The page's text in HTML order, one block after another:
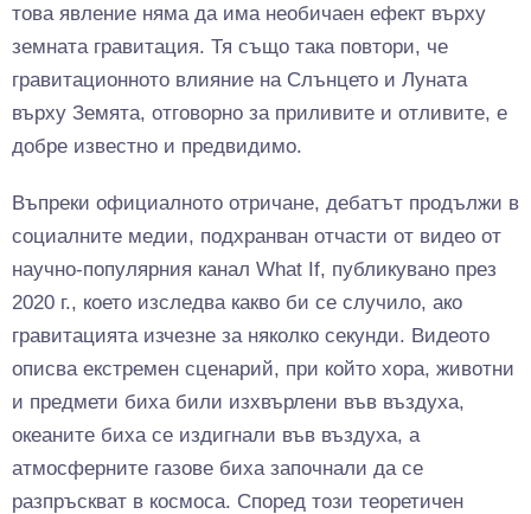
това явление няма да има необичаен ефект върху
земната гравитация. Тя също така повтори, че
гравитационното влияние на Слънцето и Луната
върху Земята, отговорно за приливите и отливите, е
добре известно и предвидимо.
Въпреки официалното отричане, дебатът продължи в
социалните медии, подхранван отчасти от видео от
научно-популярния канал What If, публикувано през
2020 г., което изследва какво би се случило, ако
гравитацията изчезне за няколко секунди. Видеото
описва екстремен сценарий, при който хора, животни
и предмети биха били изхвърлени във въздуха,
океаните биха се издигнали във въздуха, а
атмосферните газове биха започнали да се
разпръскват в космоса. Според този теоретичен